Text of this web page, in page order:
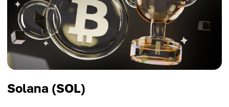
Solana (SOL)